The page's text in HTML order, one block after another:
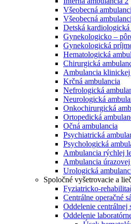
Všeobecná
Všeobecná
Detská kardiologická
Gynekologicko –
Gynekologická
Hematologická
Chirurgická
Ambulancia
Krčná ambulancia
Nefrologická
Neurologická
Onkochirurgická
Ortopedická
Očná ambulancia
Psychiatrická
Psychologická
Ambulancia rýchlej
Ambulancia
Urologická
Spoločné vyšetrovacie a
Fyziatricko-
Centrálne operačné
Oddelenie centrálnej
Oddelenie